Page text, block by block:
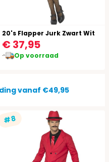
20's Flapper Jurk Zwart Wit
€ 37,95
Op voorraad
vanaf €49,95
#8